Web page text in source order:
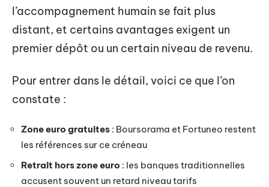
l’accompagnement humain se fait plus
distant, et certains avantages exigent un
premier dépôt ou un certain niveau de revenu.
Pour entrer dans le détail, voici ce que l’on
constate :
Zone euro gratuites : Boursorama et Fortuneo restent
les références sur ce créneau
Retrait hors zone euro : les banques traditionnelles
accusent souvent un retard niveau tarifs